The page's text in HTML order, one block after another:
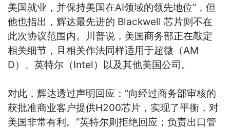
美国就业，并保持美国在AI领域的领先地位”，但
他也指出，辉达最先进的 Blackwell 芯片则不在
此次协议范围内。川普说，美国商务部正在敲定
相关细节，且相关作法同样适用于超微（AM
D）、英特尔（Intel）以及其他美国公司。
对此，辉达透过声明回应：“向经过商务部审核的
获批准商业客户提供H200芯片，实现了平衡，对
美国非常有利。”英特尔则拒绝回应；负责出口管